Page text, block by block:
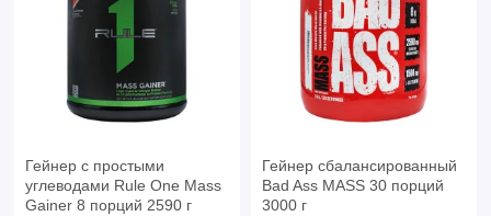
Гейнер с простыми
углеводами Rule One Mass
Gainer 8 порций 2590 г
Гейнер сбалансированный
Bad Ass MASS 30 порций
3000 г